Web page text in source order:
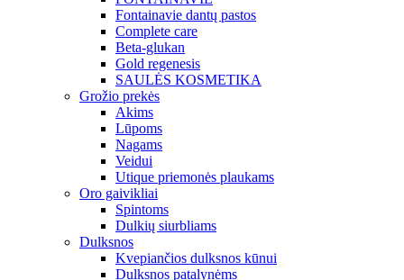
Fontainavie dantų pastos
Complete care
Beta-glukan
Gold regenesis
SAULĖS KOSMETIKA
Grožio prekės
Akims
Lūpoms
Nagams
Veidui
Utique priemonės plaukams
Oro gaivikliai
Spintoms
Dulkių siurbliams
Dulksnos
Kvepiančios dulksnos kūnui
Dulksnos patalynėms